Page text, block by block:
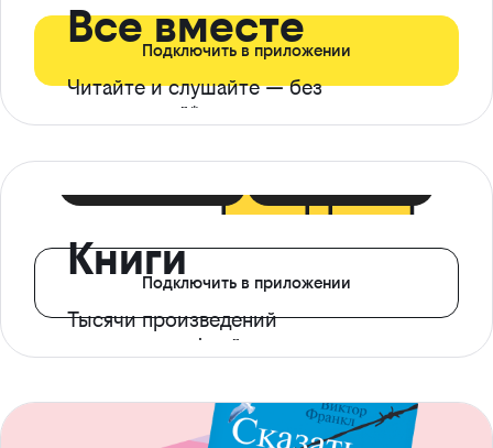
Все вместе
Читайте и слушайте — без
ограничений*
Подключить в приложении
Книги
Тысячи произведений
с доступом офлайн
Подключить в приложении